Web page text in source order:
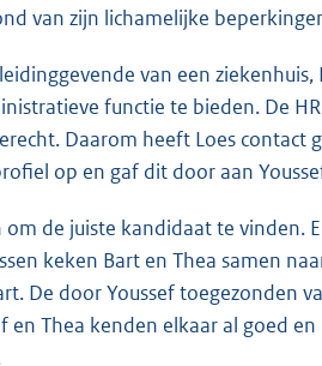
van zijn lichamelijke
van een
functie te bieden. De
Daarom heeft Loes contact
op en gaf dit door aan
de juiste kandidaat te vinden.
keken Bart en Thea samen
De door Youssef toegezonden
en Thea kenden elkaar al goed